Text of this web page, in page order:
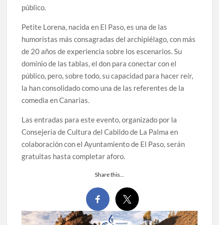
público.
Petite Lorena, nacida en El Paso, es una de las
humoristas más consagradas del archipiélago, con más
de 20 años de experiencia sobre los escenarios. Su
dominio de las tablas, el don para conectar con el
público, pero, sobre todo, su capacidad para hacer reír,
la han consolidado como una de las referentes de la
comedia en Canarias.
Las entradas para este evento, organizado por la
Consejería de Cultura del Cabildo de La Palma en
colaboración con el Ayuntamiento de El Paso, serán
gratuitas hasta completar aforo.
Share this…